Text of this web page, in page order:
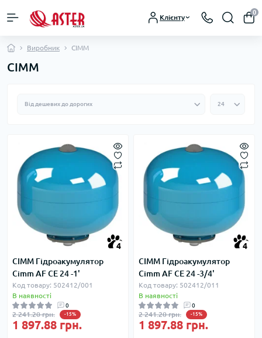
Клієнту
0
Виробник CIMM
CIMM
4
CIMM Гідроакумулятор
Cimm AF CE 24 -1'
Код товару: 502412/001
В наявності
0
2 241.20 грн. -15%
1 897.88 грн.
4
CIMM Гідроакумулятор
Cimm AF CE 24 -3/4'
Код товару: 502412/011
В наявності
0
2 241.20 грн. -15%
1 897.88 грн.